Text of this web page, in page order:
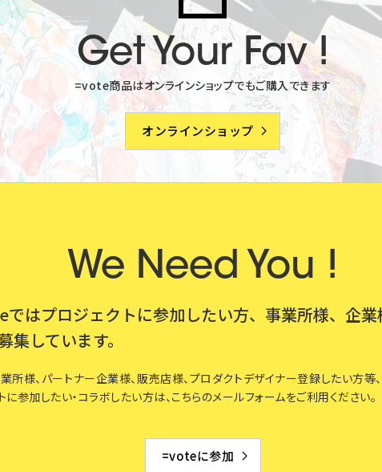
Get Your Fav !
=vote商品はオンラインショップでもご購入できます
オンラインショップ
We Need You !
ではプロジェクトに参加したい方、事業所様、企業
集しています。
所様、パートナー企業様、販売店様、プロダクトデザイナー登録したい方等
に参加したい・コラボしたい方は、こちらのメールフォームをご利用ください。
=voteに参加